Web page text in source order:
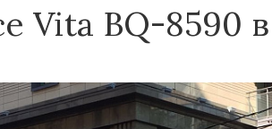
Vita BQ-8590